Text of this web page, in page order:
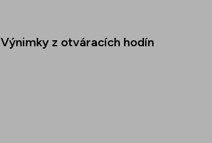
Výnimky z otváracích hodín